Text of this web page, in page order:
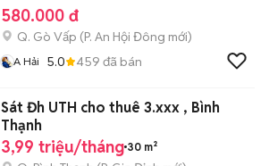
580.000 đ
Q. Gò Vấp (P. An Hội Đông mới)
A Hải 5.0 459 đã bán
Sát Đh UTH cho thuê 3.xxx , Bình
Thạnh
3,99 triệu/tháng 30 m²